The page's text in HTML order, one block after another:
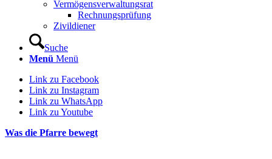
Vermögensverwaltungsrat
Rechnungsprüfung
Zivildiener
Suche
Menü Menü
Link zu Facebook
Link zu Instagram
Link zu WhatsApp
Link zu Youtube
Was die Pfarre bewegt